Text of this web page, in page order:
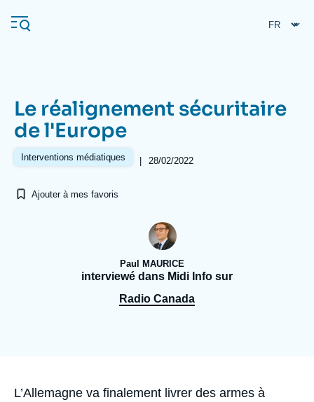
au
contenu
Navigation
principale
L'Ifri
Analyses
Recherches fréquentes
Proche-Orient
Le réalignement sécuritaire
de l'Europe
Interventions médiatiques | 28/02/2022
Ajouter à mes favoris
Paul MAURICE
interviewé dans Midi Info sur
Radio Canada
Accroche
L’Allemagne va finalement livrer des armes à